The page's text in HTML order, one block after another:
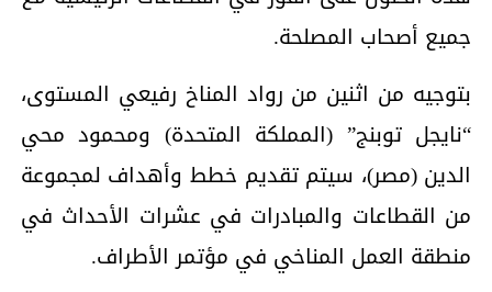
جميع أصحاب المصلحة.
بتوجيه من اثنين من رواد المناخ رفيعي المستوى،
“نايجل توبنج” (المملكة المتحدة) ومحمود محي
الدين (مصر)، سيتم تقديم خطط وأهداف لمجموعة
من القطاعات والمبادرات في عشرات الأحداث في
منطقة العمل المناخي في مؤتمر الأطراف.